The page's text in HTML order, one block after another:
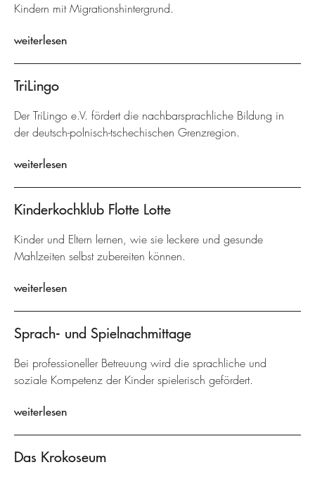
Kindern mit Migrationshintergrund.
weiterlesen
TriLingo
Der TriLingo e.V. fördert die nachbarsprachliche Bildung in
der deutsch-polnisch-tschechischen Grenzregion.
weiterlesen
Kinderkochklub Flotte Lotte
Kinder und Eltern lernen, wie sie leckere und gesunde
Mahlzeiten selbst zubereiten können.
weiterlesen
Sprach- und Spielnachmittage
Bei professioneller Betreuung wird die sprachliche und
soziale Kompetenz der Kinder spielerisch gefördert.
weiterlesen
Das Krokoseum